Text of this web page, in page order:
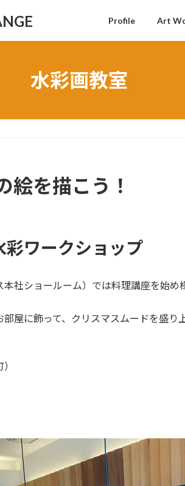
Profile Art
水彩画教室
を描こう！
ワークショップ
社ショールーム）では料理講座を始
屋に飾って、クリスマスムードを盛り